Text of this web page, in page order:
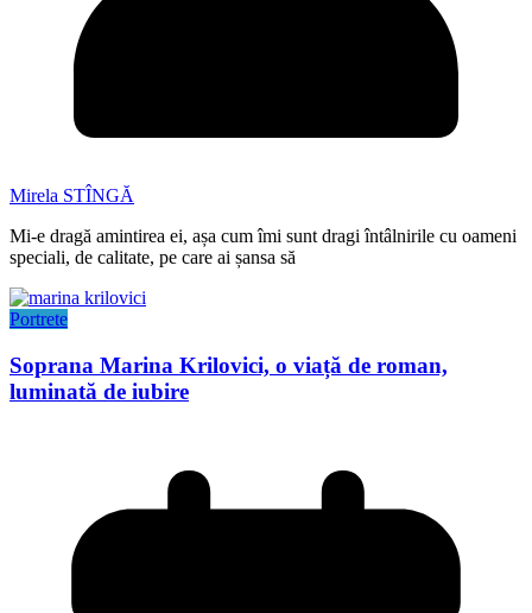
Mirela STÎNGĂ
Mi-e dragă amintirea ei, așa cum îmi sunt dragi întâlnirile cu oameni
speciali, de calitate, pe care ai șansa să
Portrete
Soprana Marina Krilovici, o viață de roman,
luminată de iubire